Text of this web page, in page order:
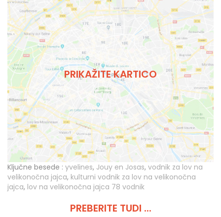
PRIKAŽITE KARTICO
Ključne besede : yvelines, Jouy en Josas, vodnik za lov na
velikonočna jajca, kulturni vodnik za lov na velikonočna
jajca, lov na velikonočna jajca 78 vodnik
PREBERITE TUDI ...